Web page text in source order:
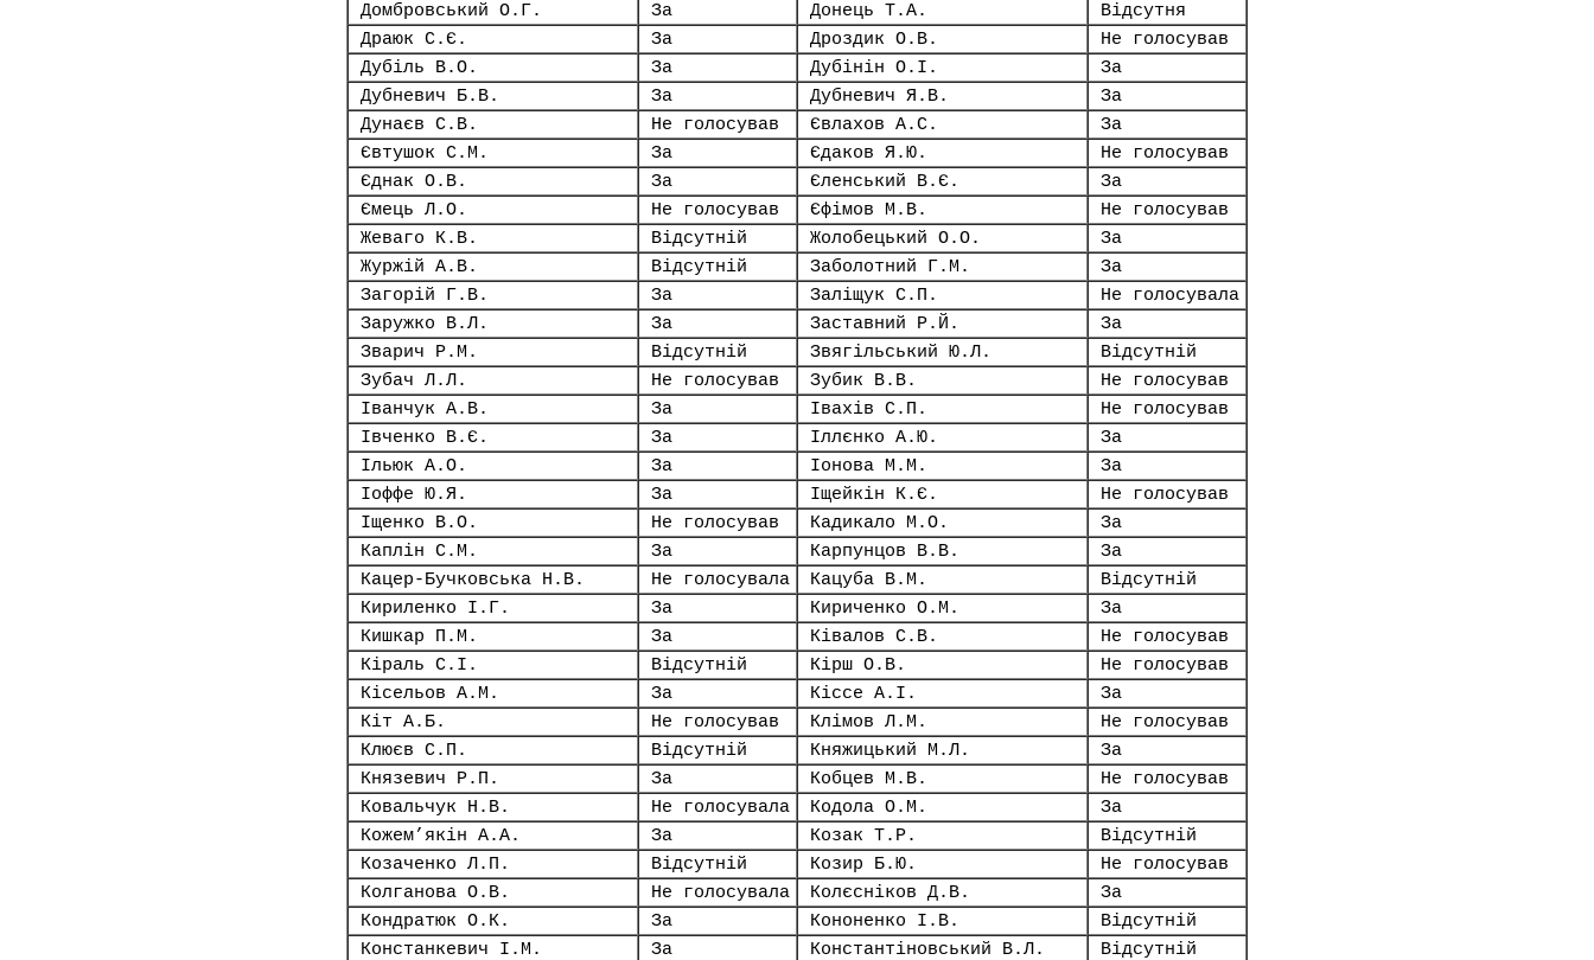
Домбровський О.Г.
За Донець Т.А.
Відсутня
Драюк С.Є.
За Дроздик О.В.
Не голосував
Дубіль В.О.
За Дубінін О.І.
За
Дубневич Б.В.
За Дубневич Я.В.
За
Дунаєв С.В.
Не голосував Євлахов А.С.
За
Євтушок С.М.
За Єдаков Я.Ю.
Не голосував
Єднак О.В.
За Єленський В.Є.
За
Ємець Л.О.
Не голосував Єфімов М.В.
Не голосував
Жеваго К.В.
Відсутній Жолобецький О.О.
За
Журжій А.В.
Відсутній Заболотний Г.М.
За
Загорій Г.В.
За Заліщук С.П.
Не голосувала
Заружко В.Л.
За Заставний Р.Й.
За
Зварич Р.М.
Відсутній Звягільський Ю.Л.
Відсутній
Зубач Л.Л.
Не голосував Зубик В.В.
Не голосував
Іванчук А.В.
За Івахів С.П.
Не голосував
Івченко В.Є.
За Іллєнко А.Ю.
За
Ільюк А.О.
За Іонова М.М.
За
Іоффе Ю.Я.
За Іщейкін К.Є.
Не голосував
Іщенко В.О.
Не голосував Кадикало М.О.
За
Каплін С.М.
За Карпунцов В.В.
За
Кацер-Бучковська Н.В.
Не голосувала Кацуба В.М.
Відсутній
Кириленко І.Г.
За Кириченко О.М.
За
Кишкар П.М.
За Ківалов С.В.
Не голосував
Кіраль С.І.
Відсутній Кірш О.В.
Не голосував
Кісельов А.М.
За Кіссе А.І.
За
Кіт А.Б.
Не голосував Клімов Л.М.
Не голосував
Клюєв С.П.
Відсутній Княжицький М.Л.
За
Князевич Р.П.
За Кобцев М.В.
Не голосував
Ковальчук Н.В.
Не голосувала Кодола О.М.
За
Кожем’якін А.А.
За Козак Т.Р.
Відсутній
Козаченко Л.П.
Відсутній Козир Б.Ю.
Не голосував
Колганова О.В.
Не голосувала Колєсніков Д.В.
За
Кондратюк О.К.
За Кононенко І.В.
Відсутній
Констанкевич І.М.
За Константіновський В.Л.
Відсутній